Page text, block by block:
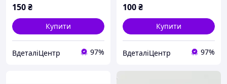
150₴
Купити
ВдеталіЦентр 97%
100₴
Купити
ВдеталіЦентр 97%